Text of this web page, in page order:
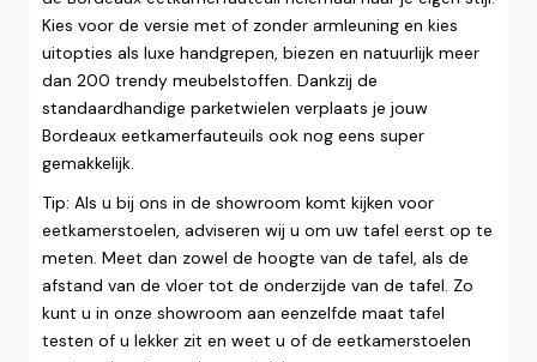
Kies voor de versie met of zonder armleuning en kies
uitopties als luxe handgrepen, biezen en natuurlijk meer
dan 200 trendy meubelstoffen. Dankzij de
standaardhandige parketwielen verplaats je jouw
Bordeaux eetkamerfauteuils ook nog eens super
gemakkelijk.
Tip: Als u bij ons in de showroom komt kijken voor
eetkamerstoelen, adviseren wij u om uw tafel eerst op te
meten. Meet dan zowel de hoogte van de tafel, als de
afstand van de vloer tot de onderzijde van de tafel. Zo
kunt u in onze showroom aan eenzelfde maat tafel
testen of u lekker zit en weet u of de eetkamerstoelen